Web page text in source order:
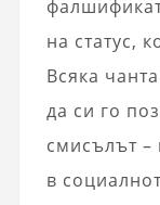
на статус,
Всяка
да си го
смисълът –
в